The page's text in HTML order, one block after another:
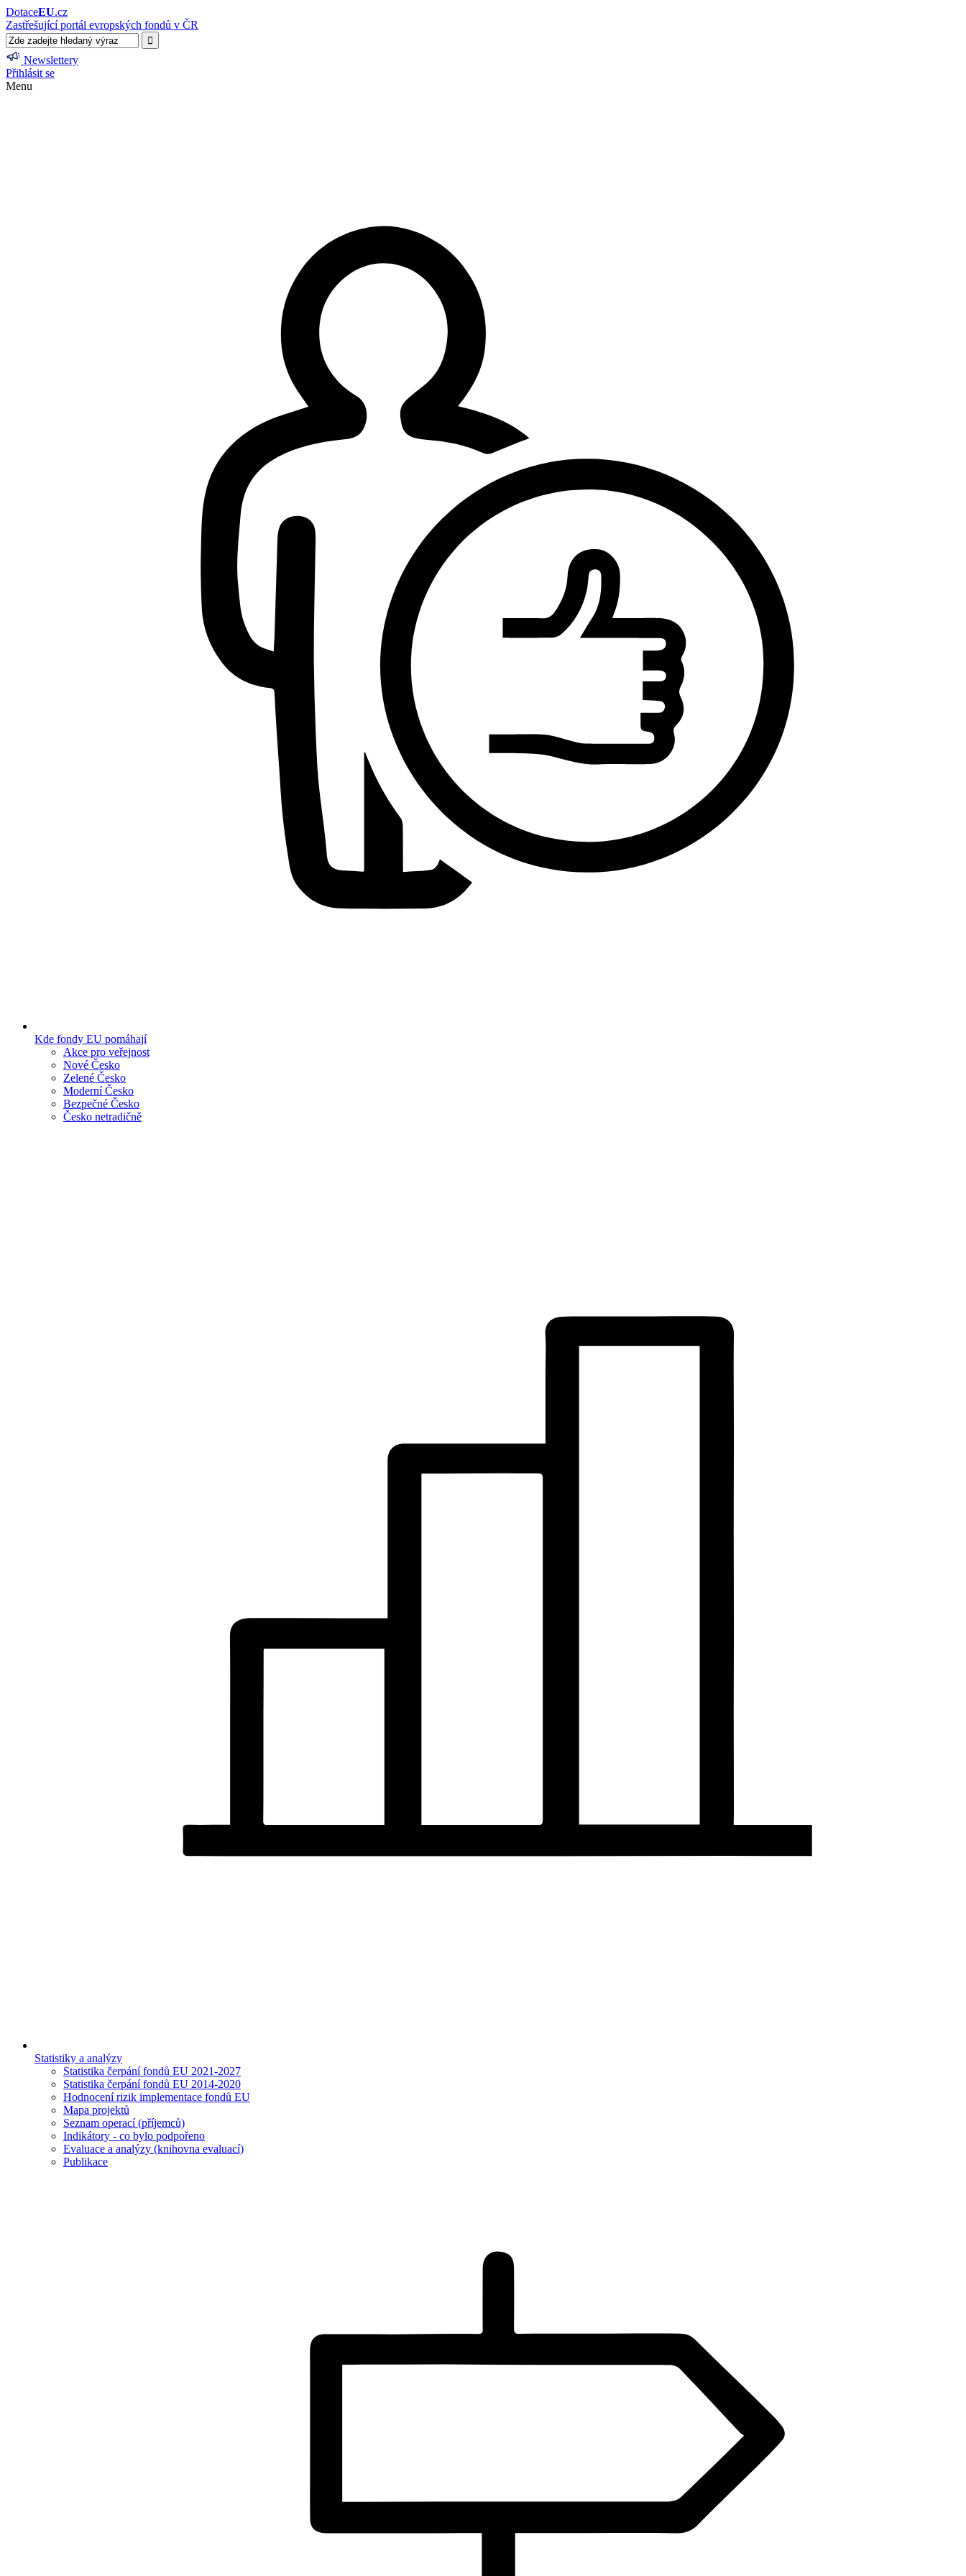
DotaceEU.cz
Zastřešující portál evropských fondů v ČR
Newslettery
Přihlásit se
Menu
Kde fondy EU pomáhají
Akce pro veřejnost
Nové Česko
Zelené Česko
Moderní Česko
Bezpečné Česko
Česko netradičně
Statistiky a analýzy
Statistika čerpání fondů EU 2021-2027
Statistika čerpání fondů EU 2014-2020
Hodnocení rizik implementace fondů EU
Mapa projektů
Seznam operací (příjemců)
Indikátory - co bylo podpořeno
Evaluace a analýzy (knihovna evaluací)
Publikace